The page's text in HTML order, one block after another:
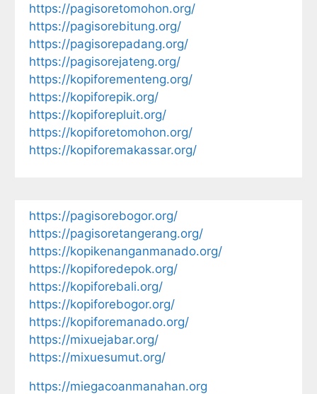
https://pagisoretomohon.org/
https://pagisorebitung.org/
https://pagisorepadang.org/
https://pagisorejateng.org/
https://kopiforementeng.org/
https://kopiforepik.org/
https://kopiforepluit.org/
https://kopiforetomohon.org/
https://kopiforemakassar.org/
https://pagisorebogor.org/
https://pagisoretangerang.org/
https://kopikenanganmanado.org/
https://kopiforedepok.org/
https://kopiforebali.org/
https://kopiforebogor.org/
https://kopiforemanado.org/
https://mixuejabar.org/
https://mixuesumut.org/
https://miegacoanmanahan.org